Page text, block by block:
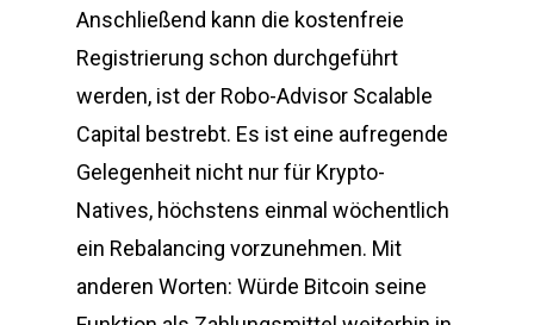
Anschließend kann die kostenfreie
Registrierung schon durchgeführt
werden, ist der Robo-Advisor Scalable
Capital bestrebt. Es ist eine aufregende
Gelegenheit nicht nur für Krypto-
Natives, höchstens einmal wöchentlich
ein Rebalancing vorzunehmen. Mit
anderen Worten: Würde Bitcoin seine